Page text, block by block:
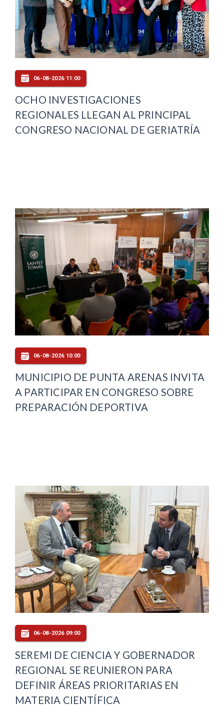
06-08-2026 11:00
OCHO INVESTIGACIONES
REGIONALES LLEGAN AL PRINCIPAL
CONGRESO NACIONAL DE GERIATRÍA
06-08-2026 10:00
MUNICIPIO DE PUNTA ARENAS INVITA
A PARTICIPAR EN CONGRESO SOBRE
PREPARACIÓN DEPORTIVA
06-08-2026 09:00
SEREMI DE CIENCIA Y GOBERNADOR
REGIONAL SE REUNIERON PARA
DEFINIR ÁREAS PRIORITARIAS EN
MATERIA CIENTÍFICA